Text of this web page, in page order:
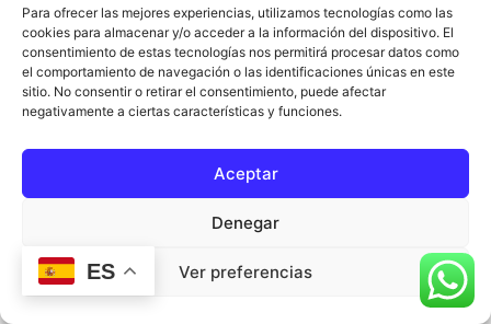
Para ofrecer las mejores experiencias, utilizamos tecnologías como las
cookies para almacenar y/o acceder a la información del dispositivo. El
consentimiento de estas tecnologías nos permitirá procesar datos como
el comportamiento de navegación o las identificaciones únicas en este
sitio. No consentir o retirar el consentimiento, puede afectar
negativamente a ciertas características y funciones.
Aceptar
Denegar
Ver preferencias
ES